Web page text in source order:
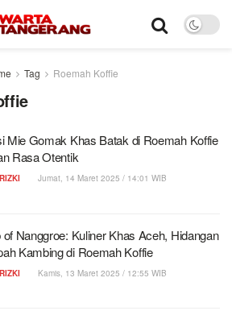
Tag Roemah Koffie
Mie Gomak Khas Batak di Roemah Koffie
Rasa Otentik
RIZKI Jumat, 14 Maret 2025 / 14:01 WIB
of Nanggroe: Kuliner Khas Aceh, Hidangan
Kambing di Roemah Koffie
RIZKI Kamis, 13 Maret 2025 / 12:55 WIB